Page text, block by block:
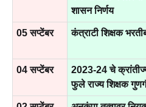
शासन निर्णय
05 सप्टेंबर कंत्राटी शिक्षक
04 सप्टेंबर
2023-24 चे
फुले राज्य शिक्षक